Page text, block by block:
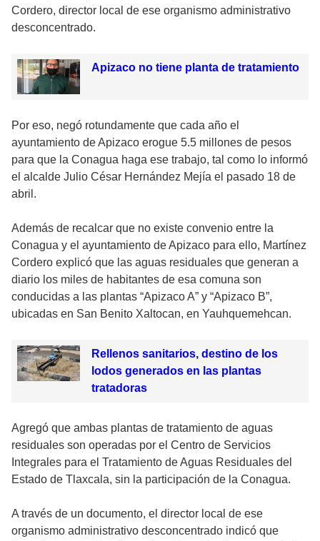
Cordero, director local de ese organismo administrativo
desconcentrado.
Apizaco no tiene planta de tratamiento
Por eso, negó rotundamente que cada año el
ayuntamiento de Apizaco erogue 5.5 millones de pesos
para que la Conagua haga ese trabajo, tal como lo informó
el alcalde Julio César Hernández Mejía el pasado 18 de
abril.
Además de recalcar que no existe convenio entre la
Conagua y el ayuntamiento de Apizaco para ello, Martínez
Cordero explicó que las aguas residuales que generan a
diario los miles de habitantes de esa comuna son
conducidas a las plantas “Apizaco A” y “Apizaco B”,
ubicadas en San Benito Xaltocan, en Yauhquemehcan.
Rellenos sanitarios, destino de los
lodos generados en las plantas
tratadoras
Agregó que ambas plantas de tratamiento de aguas
residuales son operadas por el Centro de Servicios
Integrales para el Tratamiento de Aguas Residuales del
Estado de Tlaxcala, sin la participación de la Conagua.
A través de un documento, el director local de ese
organismo administrativo desconcentrado indicó que